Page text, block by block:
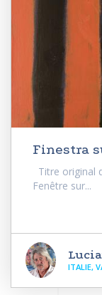
Finestra
Titre original
Fenêtre sur...
ITALIE,